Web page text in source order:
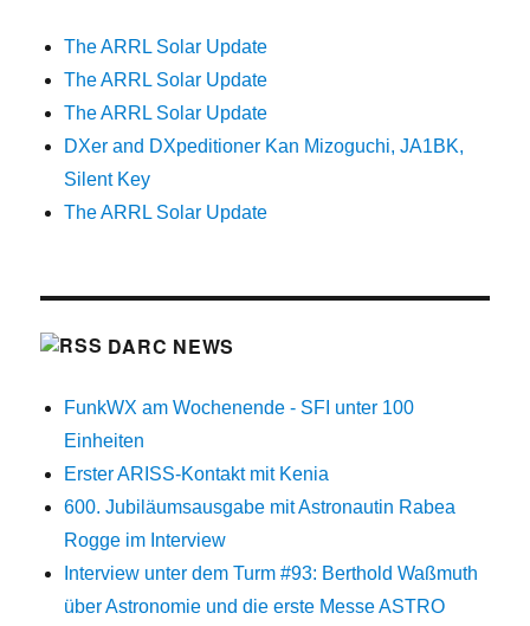
The ARRL Solar Update
The ARRL Solar Update
The ARRL Solar Update
DXer and DXpeditioner Kan Mizoguchi, JA1BK,
Silent Key
The ARRL Solar Update
DARC NEWS
FunkWX am Wochenende - SFI unter 100
Einheiten
Erster ARISS-Kontakt mit Kenia
600. Jubiläumsausgabe mit Astronautin Rabea
Rogge im Interview
Interview unter dem Turm #93: Berthold Waßmuth
über Astronomie und die erste Messe ASTRO